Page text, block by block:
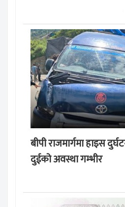
बीपी राजमार्गमा हाइस
दुईको अवस्था गम्भीर